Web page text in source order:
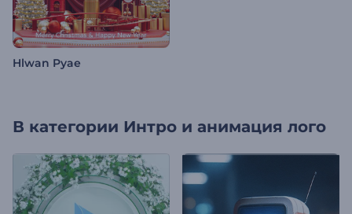
Hlwan Pyae
В категории Интро и анимация лого